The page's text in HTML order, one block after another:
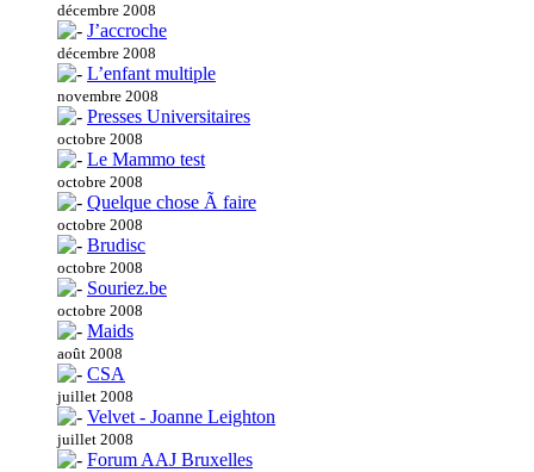
décembre 2008
J’accroche
décembre 2008
L’enfant multiple
novembre 2008
Presses Universitaires
octobre 2008
Le Mammo test
octobre 2008
Quelque chose Ã faire
octobre 2008
Brudisc
octobre 2008
Souriez.be
octobre 2008
Maids
août 2008
CSA
juillet 2008
Velvet - Joanne Leighton
juillet 2008
Forum AAJ Bruxelles